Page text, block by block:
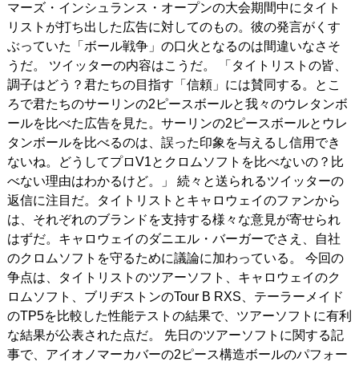
マーズ・インシュランス・オープンの大会期間中にタイト
リストが打ち出した広告に対してのもの。彼の発言がくす
ぶっていた「ボール戦争」の口火となるのは間違いなさそ
うだ。 ツイッターの内容はこうだ。 「タイトリストの皆、
調子はどう？君たちの目指す「信頼」には賛同する。とこ
ろで君たちのサーリンの2ピースボールと我々のウレタンボ
ールを比べた広告を見た。サーリンの2ピースボールとウレ
タンボールを比べるのは、誤った印象を与えるし信用でき
ないね。どうしてプロV1とクロムソフトを比べないの？比
べない理由はわかるけど。」 続々と送られるツイッターの
返信に注目だ。タイトリストとキャロウェイのファンから
は、それぞれのブランドを支持する様々な意見が寄せられ
はずだ。キャロウェイのダニエル・バーガーでさえ、自社
のクロムソフトを守るために議論に加わっている。 今回の
争点は、タイトリストのツアーソフト、キャロウェイのク
ロムソフト、ブリヂストンのTour B RXS、テーラーメイド
のTP5を比較した性能テストの結果で、ツアーソフトに有利
な結果が公表された点だ。 先日のツアーソフトに関する記
事で、アイオノマーカバーの2ピース構造ボールのパフォー
Editor’s Picks 編集部のおすすめ
Our Team 私たちのチーム
Our Mission 私たちの使命
ABOUT US MyGolfSpyJapanとは？